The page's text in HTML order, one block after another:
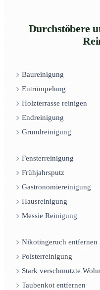
Durchstöbere
Baureinigung
Entrümpelung
Holzterrasse reinigen
Endreinigung
Grundreinigung
Fensterreinigung
Frühjahrsputz
Gastronomiereinigung
Hausreinigung
Messie Reinigung
Nikotingeruch entfernen
Polsterreinigung
Stark verschmutzte
Taubenkot entfernen